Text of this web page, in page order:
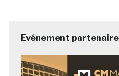
Evénement partenaire